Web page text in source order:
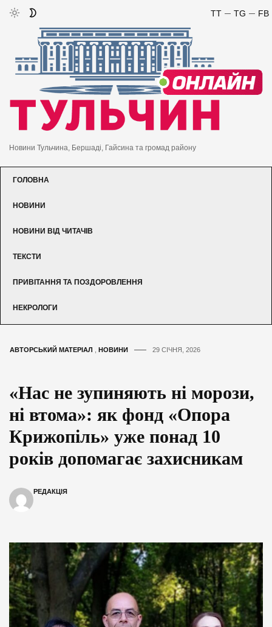
FB
TG
TT
Новини Тульчина, Бершаді, Гайсина та громад району
ГОЛОВНА
НОВИНИ
НОВИНИ ВІД ЧИТАЧІВ
ТЕКСТИ
ПРИВІТАННЯ ТА ПОЗДОРОВЛЕННЯ
НЕКРОЛОГИ
АВТОРСЬКИЙ МАТЕРІАЛ НОВИНИ 29 СІЧНЯ, 2026
«Нас не зупиняють ні морози,
ні втома»: як фонд «Опора
Крижопіль» уже понад 10
років допомагає захисникам
РЕДАКЦІЯ